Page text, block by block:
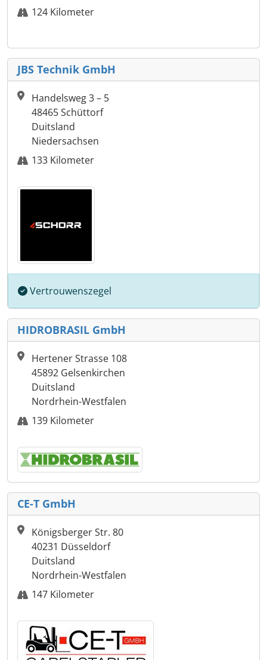
124 Kilometer
JBS Technik GmbH
Handelsweg 3 – 5
48465 Schüttorf
Duitsland
Niedersachsen
133 Kilometer
Vertrouwenszegel
HIDROBRASIL GmbH
Hertener Strasse 108
45892 Gelsenkirchen
Duitsland
Nordrhein-Westfalen
139 Kilometer
CE-T GmbH
Königsberger Str. 80
40231 Düsseldorf
Duitsland
Nordrhein-Westfalen
147 Kilometer